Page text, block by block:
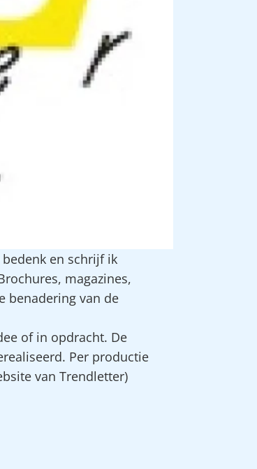
bedenk en schrijf ik
magazines,
benadering van de
of in opdracht. De
Per productie
van Trendletter)